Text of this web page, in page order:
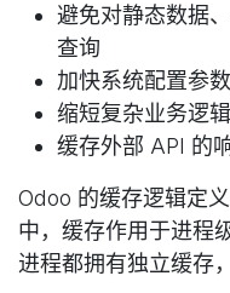
避免对静态数据
查询
加快系统配置参
缩短复杂业务逻
缓存外部 API 的
Odoo 的缓存逻辑定
中， 缓存作用于进程
进程都拥有独立缓存